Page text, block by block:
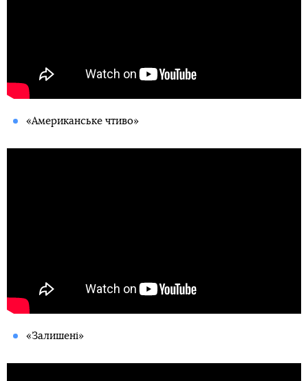
«Американське чтиво»
«Залишені»